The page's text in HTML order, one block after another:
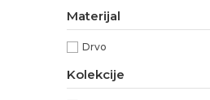
Materijal
Drvo
Kolekcije